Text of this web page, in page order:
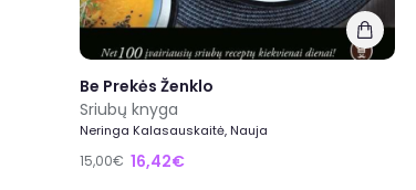
Be Prekės Ženklo
Sriubų knyga
Neringa Kalasauskaitė, Nauja
15,00€ 16,42€